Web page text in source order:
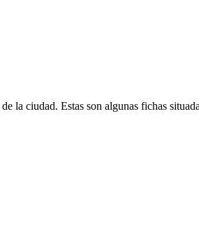
la ciudad. Estas son algunas fichas